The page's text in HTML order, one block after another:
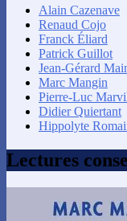
Alain Cazenave
Renaud Cojo
Franck Éliard
Patrick Guillot
Jean-Gérard
Marc Mangin
Pierre-Luc
Didier Quiertant
Hippolyte
Lectures